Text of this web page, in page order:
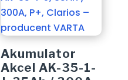
Akumulator
Akcel AK-35-1-